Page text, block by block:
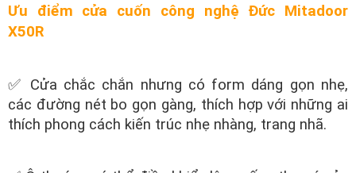
Ưu điểm cửa cuốn công nghệ Đức Mitadoor
X50R
✅ Cửa chắc chắn nhưng có form dáng gọn nhẹ,
các đường nét bo gọn gàng, thích hợp với những ai
thích phong cách kiến trúc nhẹ nhàng, trang nhã.